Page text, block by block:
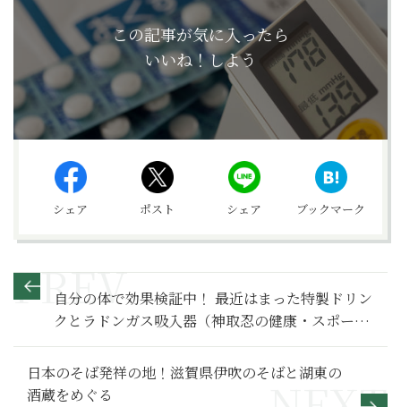
この記事が気に入ったら
いいね！しよう
シェア ポスト シェア ブックマーク
自分の体で効果検証中！ 最近はまった特製ドリン
クとラドンガス吸入器（神取忍の健康・スポーツ
コラム 第7回）
日本のそば発祥の地！滋賀県伊吹のそばと湖東の
酒蔵をめぐる